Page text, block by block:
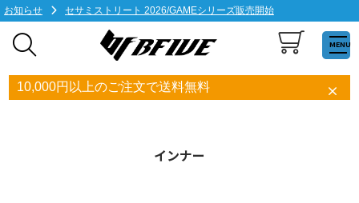
お知らせ セサミストリート 2026/GAMEシリーズ販売開始
MENU
10,000円以上のご注文で送料無料
インナー